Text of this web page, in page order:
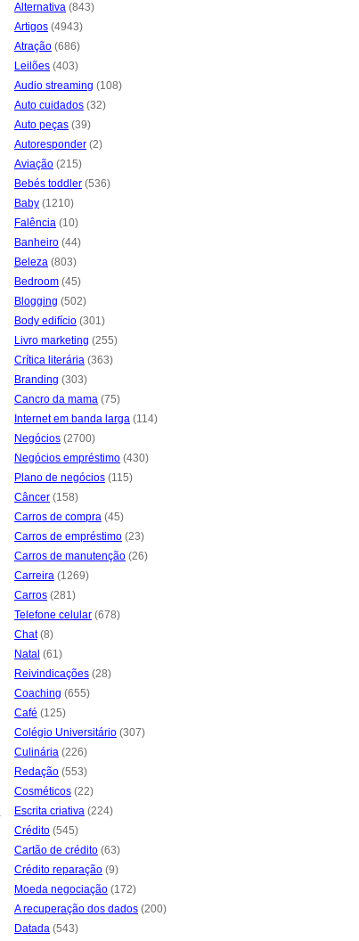
Alternativa (843)
Artigos (4943)
Atração (686)
Leilões (403)
Audio streaming (108)
Auto cuidados (32)
Auto peças (39)
Autoresponder (2)
Aviação (215)
Bebés toddler (536)
Baby (1210)
Falência (10)
Banheiro (44)
Beleza (803)
Bedroom (45)
Blogging (502)
Body edifício (301)
Livro marketing (255)
Crítica literária (363)
Branding (303)
Cancro da mama (75)
Internet em banda larga (114)
Negócios (2700)
Negócios empréstimo (430)
Plano de negócios (115)
Câncer (158)
Carros de compra (45)
Carros de empréstimo (23)
Carros de manutenção (26)
Carreira (1269)
Carros (281)
Telefone celular (678)
Chat(8)
Natal (61)
Reivindicações (28)
Coaching (655)
Café (125)
Colégio Universitário (307)
Culinária (226)
Redação (553)
Cosméticos (22)
Escrita criativa (224)
Crédito (545)
Cartão de crédito (63)
Crédito reparação (9)
Moeda negociação (172)
A recuperação dos dados (200)
Datada (543)